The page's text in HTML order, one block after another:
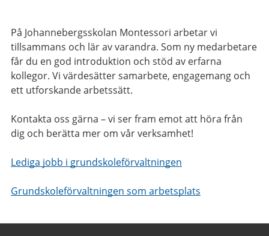
På Johannebergsskolan Montessori arbetar vi
tillsammans och lär av varandra. Som ny medarbetare
får du en god introduktion och stöd av erfarna
kollegor. Vi värdesätter samarbete, engagemang och
ett utforskande arbetssätt.
Kontakta oss gärna – vi ser fram emot att höra från
dig och berätta mer om vår verksamhet!
Lediga jobb i grundskoleförvaltningen
Grundskoleförvaltningen som arbetsplats